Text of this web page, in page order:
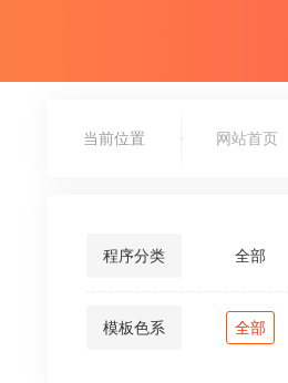
当前位置 网站首页
程序分类 全部
模板色系 全部